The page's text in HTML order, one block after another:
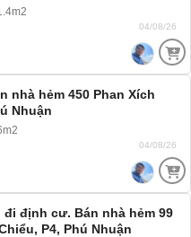
04/08/26
nhà hẻm 450 Phan Xích
Nhuận
04/08/26
đi định cư. Bán nhà hẻm 99
P4, Phú Nhuận